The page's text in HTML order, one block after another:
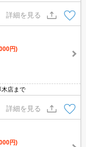
詳細を見る
円)
木店まで
詳細を見る
円)